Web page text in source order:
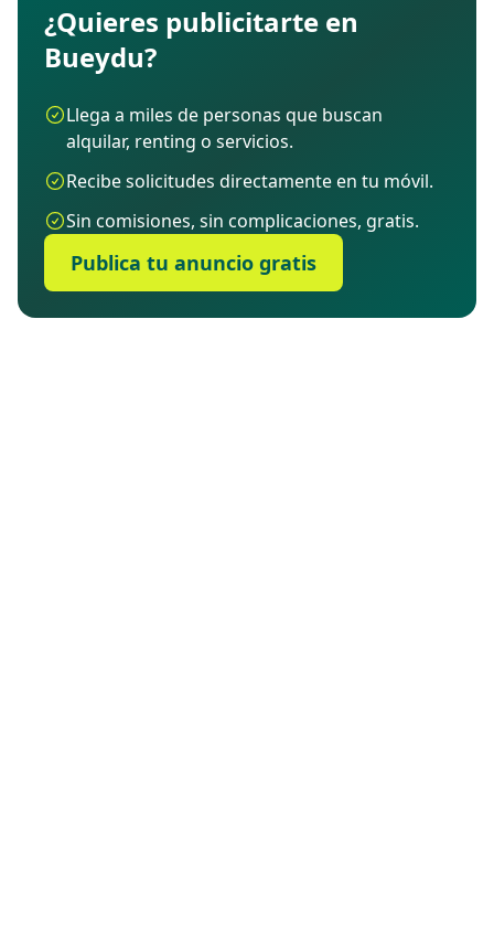
¿Quieres publicitarte en
Bueydu?
Llega a miles de personas que buscan
alquilar, renting o servicios.
Recibe solicitudes directamente en tu móvil.
Sin comisiones, sin complicaciones, gratis.
Publica tu anuncio gratis